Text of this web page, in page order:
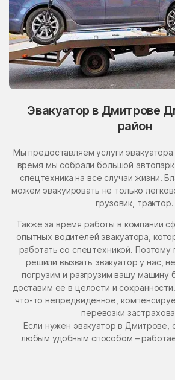
Эвакуатор в Дмитрове
район
Мы предоставляем услуги
время мы собрали большой
спецтехника на все случаи жизни.
можем эвакуировать не только
грузовик, трактор.
Также за время работы в компании
опытных водителей эвакуатора,
работать со спецтехникой. Поэтому
решили вызвать эвакуатор у нас,
погрузим и разгрузим вашу машину
доставим ее в целости и
что-то непредвиденное,
перевозки
Если нужен эвакуатор в Дмитрове,
любым удобным способом –